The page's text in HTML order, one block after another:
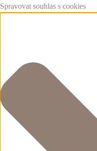
Spravovat souhlas s cookies